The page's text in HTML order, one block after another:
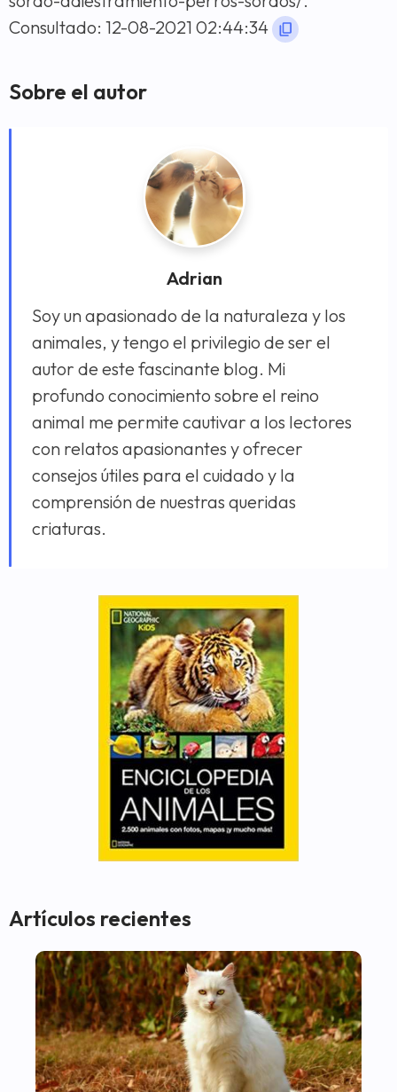
Consultado: 12-08-2021 02:44:34
Sobre el autor
Adrian
Soy un apasionado de la naturaleza y los
animales, y tengo el privilegio de ser el
autor de este fascinante blog. Mi
profundo conocimiento sobre el reino
animal me permite cautivar a los lectores
con relatos apasionantes y ofrecer
consejos útiles para el cuidado y la
comprensión de nuestras queridas
criaturas.
Artículos recientes